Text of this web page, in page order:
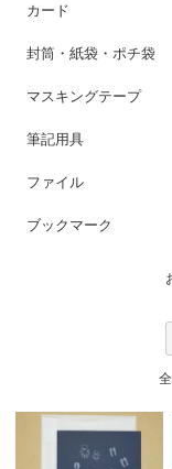
カード
封筒・紙袋・ポチ袋
マスキングテープ
筆記用具
ファイル
ブックマーク
全